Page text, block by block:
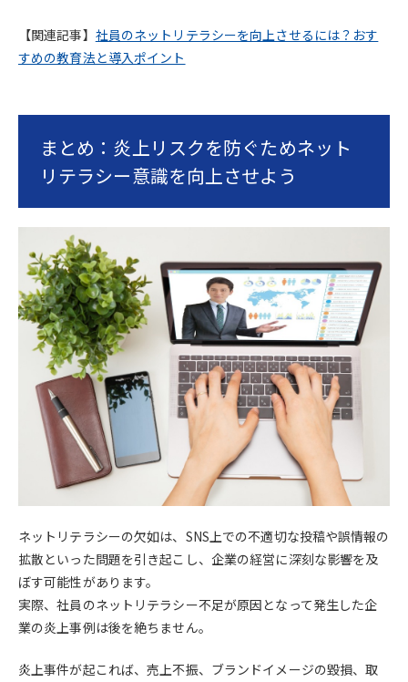
【関連記事】 社員のネットリテラシーを向上させるには？おす
すめの教育法と導入ポイント
まとめ：炎上リスクを防ぐためネット
リテラシー意識を向上させよう
ネットリテラシーの欠如は、SNS上での不適切な投稿や誤情報の
拡散といった問題を引き起こし、企業の経営に深刻な影響を及
ぼす可能性があります。
実際、社員のネットリテラシー不足が原因となって発生した企
業の炎上事例は後を絶ちません。
炎上事件が起これば、売上不振、ブランドイメージの毀損、取